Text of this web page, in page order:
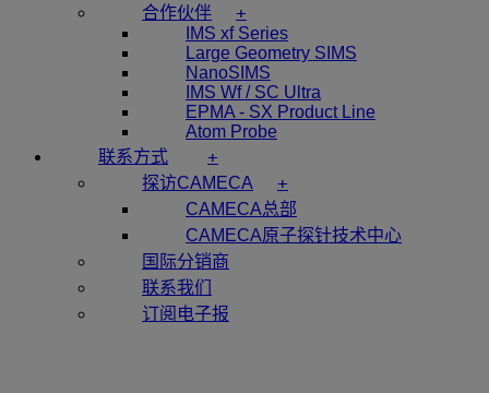
合作伙伴
+
IMS xf Series
Large Geometry SIMS
NanoSIMS
IMS Wf / SC Ultra
EPMA - SX Product Line
Atom Probe
联系方式
+
探访CAMECA +
CAMECA总部
CAMECA原子探针技术中心
国际分销商
联系我们
订阅电子报